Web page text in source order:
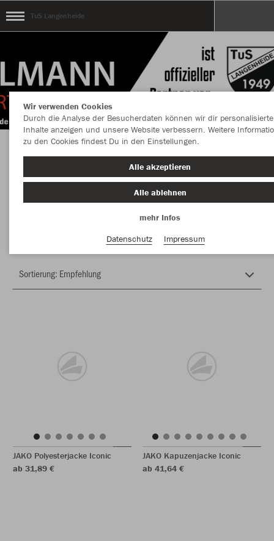
TuS Langenheide
Herzlich Willkommen im Teamshop TuS
Langenheide
JAKO Polyesterjacke Iconic
ab 31,89 €
JAKO Kapuzenjacke Iconic
ab 41,64 €
Wir verwenden Cookies
Durch die Analyse der Besucherdaten können wir dir personalisierte
Inhalte anzeigen und unsere Website verbessern. Weitere
zu den Cookies findest Du in den Einstellungen.
Alle akzeptieren
Alle ablehnen
mehr Infos
Datenschutz
Impressum